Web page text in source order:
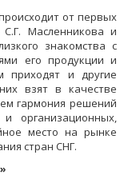
от первых
Масленникова и
знакомства с
его продукции и
приходят и другие
взят в качестве
гармония решений
организационных,
место на рынке
стран СНГ.